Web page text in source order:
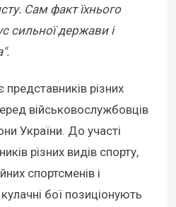
Сам факт їхнього
сильної держави і
різних
військовослужбовців
України. До участі
різних видів спорту,
спортсменів і
бої позиціонують